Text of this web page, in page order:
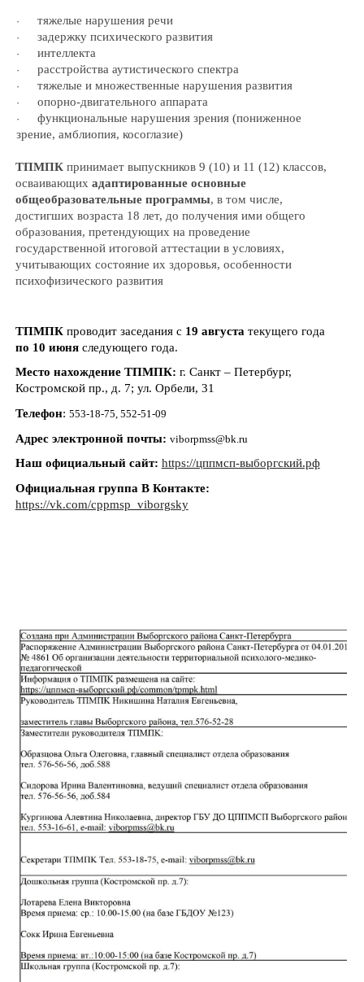
· тяжелые нарушения речи
· задержку психического развития
· интеллекта
· расстройства аутистического спектра
· тяжелые и множественные нарушения развития
· опорно-двигательного аппарата
·
функциональные нарушения зрения (пониженное
зрение, амблиопия, косоглазие)
ТПМПКпринимает выпускников 9 (10) и 11 (12) классов,
осваивающих адаптированные основные
общеобразовательные программы, в том числе,
достигших возраста 18 лет, до получения ими общего
образования, претендующих на проведение
государственной итоговой аттестации в условиях,
учитывающих состояние их здоровья, особенности
психофизического развития
ТПМПК проводит заседания с 19 августа текущего года
по 10 июня следующего года.
Место нахождение ТПМПК: г. Санкт – Петербург,
Костромской пр., д. 7; ул. Орбели, 31
Телефон: 553-18-75, 552-51-09
Адрес электронной почты: viborpmss@bk.ru
Наш официальный сайт: https://цппмсп-выборгский.рф
Официальная группа В Контакте:
https://vk.com/cppmsp_viborgsky